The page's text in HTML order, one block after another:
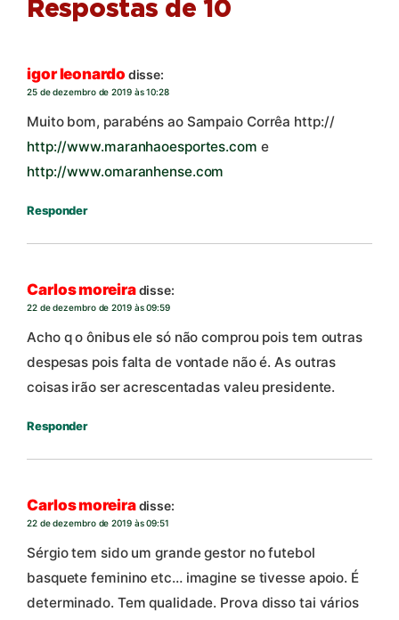
Respostas de 10
igor leonardo disse:
25 de dezembro de 2019 às 10:28
Muito bom, parabéns ao Sampaio Corrêa http://
http://www.maranhaoesportes.com e
http://www.omaranhense.com
Responder
Carlos moreiradisse:
22 de dezembro de 2019 às 09:59
Acho q o ônibus ele só não comprou pois tem outras
despesas pois falta de vontade não é. As outras
coisas irão ser acrescentadas valeu presidente.
Responder
Carlos moreiradisse:
22 de dezembro de 2019 às 09:51
Sérgio tem sido um grande gestor no futebol
basquete feminino etc… imagine se tivesse apoio. É
determinado. Tem qualidade. Prova disso tai vários